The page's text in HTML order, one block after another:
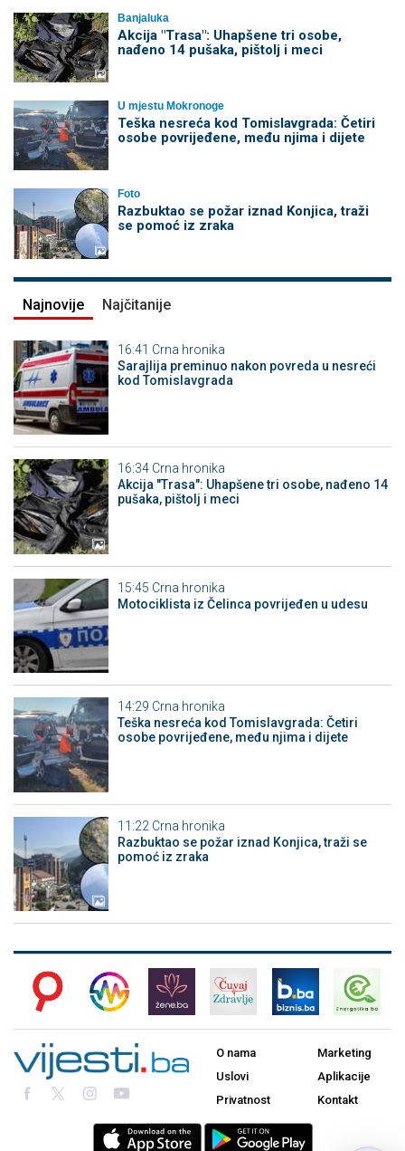
Banjaluka
Akcija "Trasa": Uhapšene tri osobe,
nađeno 14 pušaka, pištolj i meci
U mjestu Mokronoge
Teška nesreća kod Tomislavgrada: Četiri
osobe povrijeđene, među njima i dijete
Foto
Razbuktao se požar iznad Konjica, traži
se pomoć iz zraka
Najnovije Najčitanije
16:41 Crna hronika
Sarajlija preminuo nakon povreda u nesreći
kod Tomislavgrada
16:34 Crna hronika
Akcija "Trasa": Uhapšene tri osobe, nađeno 14
pušaka, pištolj i meci
15:45 Crna hronika
Motociklista iz Čelinca povrijeđen u udesu
14:29 Crna hronika
Teška nesreća kod Tomislavgrada: Četiri
osobe povrijeđene, među njima i dijete
11:22 Crna hronika
Razbuktao se požar iznad Konjica, traži se
pomoć iz zraka
O nama
Uslovi
Privatnost
Marketing
Aplikacije
Kontakt